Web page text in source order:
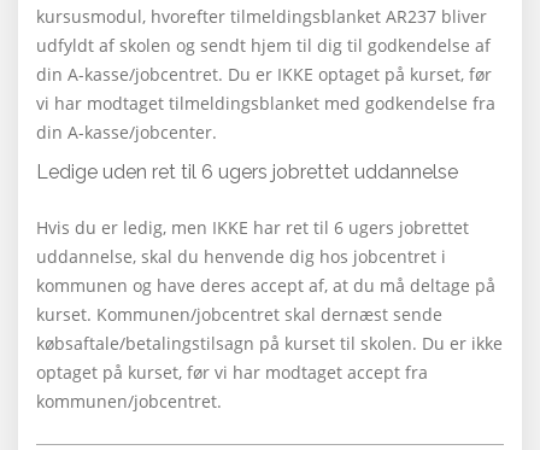
kursusmodul, hvorefter tilmeldingsblanket AR237 bliver
udfyldt af skolen og sendt hjem til dig til godkendelse af
din A-kasse/jobcentret. Du er IKKE optaget på kurset, før
vi har modtaget tilmel­dingsblanket med godkendelse fra
din A-kasse/jobcenter.
Ledige uden ret til 6 ugers jobrettet uddannelse
Hvis du er ledig, men IKKE har ret til 6 ugers jobrettet
uddannelse, skal du henvende dig hos jobcentret i
kommunen og have deres accept af, at du må deltage på
kurset. Kommunen/jobcentret skal dernæst sende
købsaftale/betalingstilsagn på kurset til skolen. Du er ikke
optaget på kurset, før vi har modtaget accept fra
kommunen/jobcentret.